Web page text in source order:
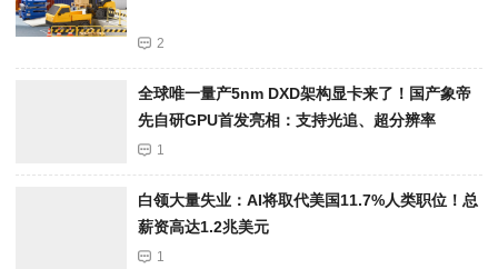
2
全球唯一量产5nm DXD架构显卡来了！国产象帝
先自研GPU首发亮相：支持光追、超分辨率
1
白领大量失业：AI将取代美国11.7%人类职位！总
薪资高达1.2兆美元
1